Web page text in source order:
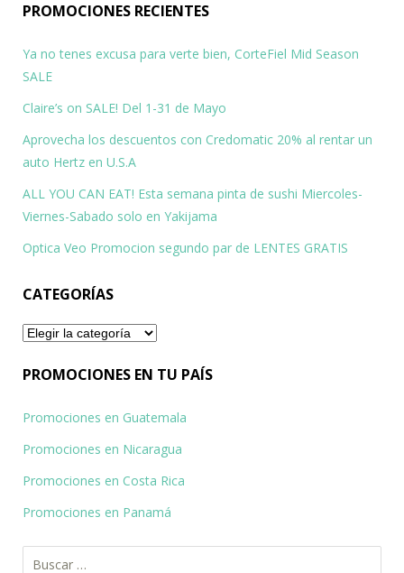
PROMOCIONES RECIENTES
Ya no tenes excusa para verte bien, CorteFiel Mid Season
SALE
Claire’s on SALE! Del 1-31 de Mayo
Aprovecha los descuentos con Credomatic 20% al rentar un
auto Hertz en U.S.A
ALL YOU CAN EAT! Esta semana pinta de sushi Miercoles-
Viernes-Sabado solo en Yakijama
Optica Veo Promocion segundo par de LENTES GRATIS
CATEGORÍAS
Categorías
PROMOCIONES EN TU PAÍS
Promociones en Guatemala
Promociones en Nicaragua
Promociones en Costa Rica
Promociones en Panamá
Buscar: